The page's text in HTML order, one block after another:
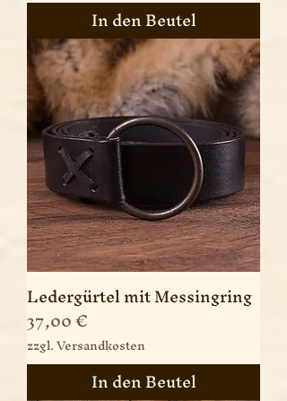
In den Beutel
Ledergürtel mit Messingring
Preis
37,00 €
zzgl. Versandkosten
In den Beutel